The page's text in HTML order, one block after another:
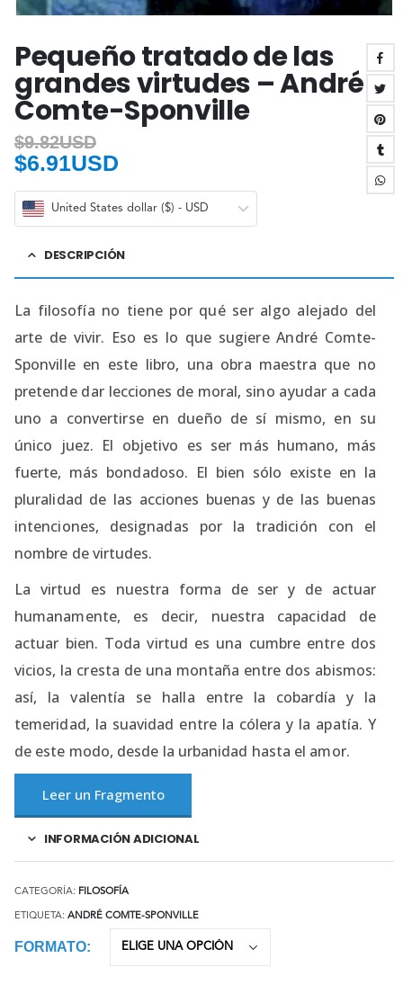
Pequeño tratado de las
grandes virtudes – André
Comte-Sponville
$9.82USD
$6.91USD
United States dollar ($) - USD
DESCRIPCIÓN
La filosofía no tiene por qué ser algo alejado del
arte de vivir. Eso es lo que sugiere André Comte-
Sponville en este libro, una obra maestra que no
pretende dar lecciones de moral, sino ayudar a cada
uno a convertirse en dueño de sí mismo, en su
único juez. El objetivo es ser más humano, más
fuerte, más bondadoso. El bien sólo existe en la
pluralidad de las acciones buenas y de las buenas
intenciones, designadas por la tradición con el
nombre de virtudes.
La virtud es nuestra forma de ser y de actuar
humanamente, es decir, nuestra capacidad de
actuar bien. Toda virtud es una cumbre entre dos
vicios, la cresta de una montaña entre dos abismos:
así, la valentía se halla entre la cobardía y la
temeridad, la suavidad entre la cólera y la apatía. Y
de este modo, desde la urbanidad hasta el amor.
Leer un Fragmento
INFORMACIÓN ADICIONAL
CATEGORÍA: FILOSOFÍA
ETIQUETA: ANDRÉ COMTE-SPONVILLE
FORMATO